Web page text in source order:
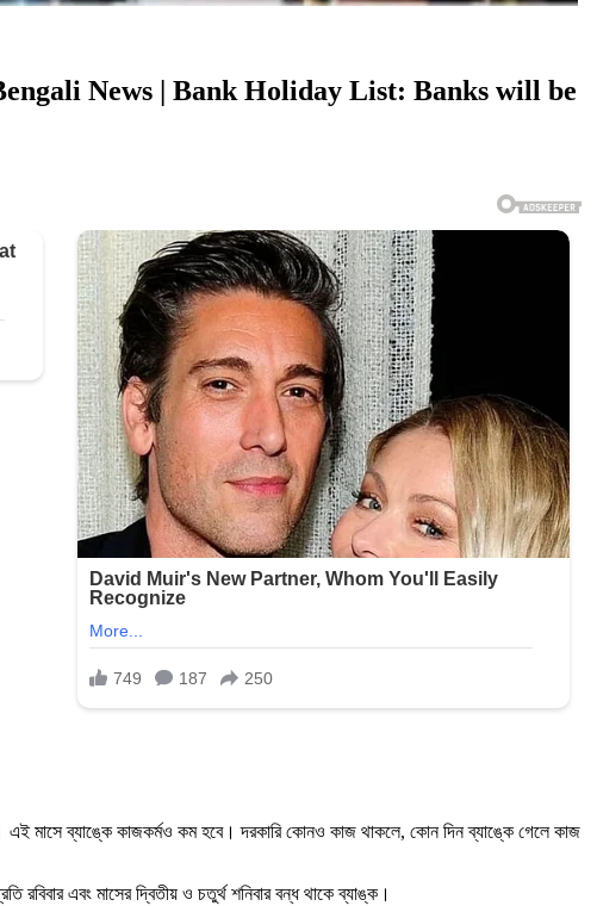
– Bengali News | Bank Holiday List: Banks will be
মাসে ব্যাঙ্কে কাজকর্মও কম হবে। দরকারি কোনও কাজ থাকলে, কোন দিন ব্যাঙ্কে গেলে কাজ
রবিবার এবং মাসের দ্বিতীয় ও চতুর্থ শনিবার বন্ধ থাকে ব্যাঙ্ক।